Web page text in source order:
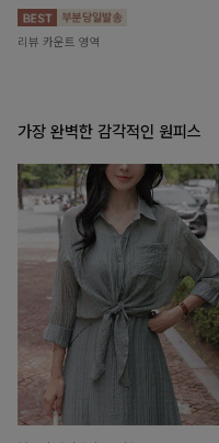
리뷰 카운트 영역
가장 완벽한 감각적인 원피스